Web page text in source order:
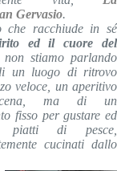
Gervasio.
che racchiude in sé
ed il cuore del
stiamo parlando
un luogo di ritrovo
veloce, un aperitivo
ma di un
fisso per gustare ed
piatti di pesce,
cucinati dallo